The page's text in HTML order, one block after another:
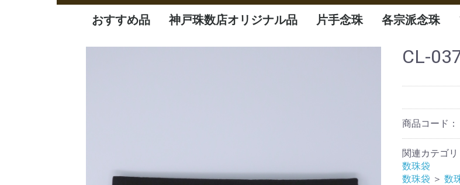
おすすめ品
新商品
定番品
逸品
特価品
神戸珠数店オリジナル品
オリジナル品
一凛
清水焼
片手念珠
女性
男性
子供
各宗派念珠
曹洞宗
臨済宗
天台宗
真言宗
日蓮宗
浄土宗
浄土真宗CL-
商品コード：
関連カテゴリ
数珠袋
数珠袋 ＞ 数